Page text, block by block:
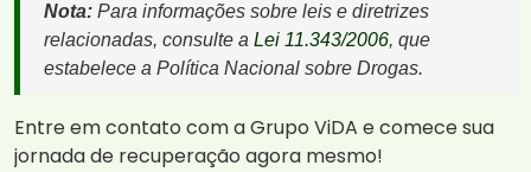
Nota: Para informações sobre leis e diretrizes
relacionadas, consulte a Lei 11.343/2006, que
estabelece a Política Nacional sobre Drogas.
Entre em contato com a Grupo ViDA e comece sua
jornada de recuperação agora mesmo!